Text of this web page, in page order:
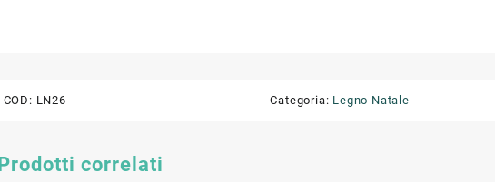
COD: LN26 Categoria: Legno Natale
Prodotti correlati